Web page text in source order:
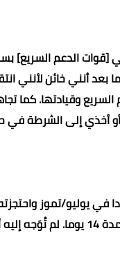
[قوات الدعم السريع]
بعد أنني خائن لأنني
وقيادتها. كما
أخذي إلى الشرطة في
في يوليو/تموز
أي تهم